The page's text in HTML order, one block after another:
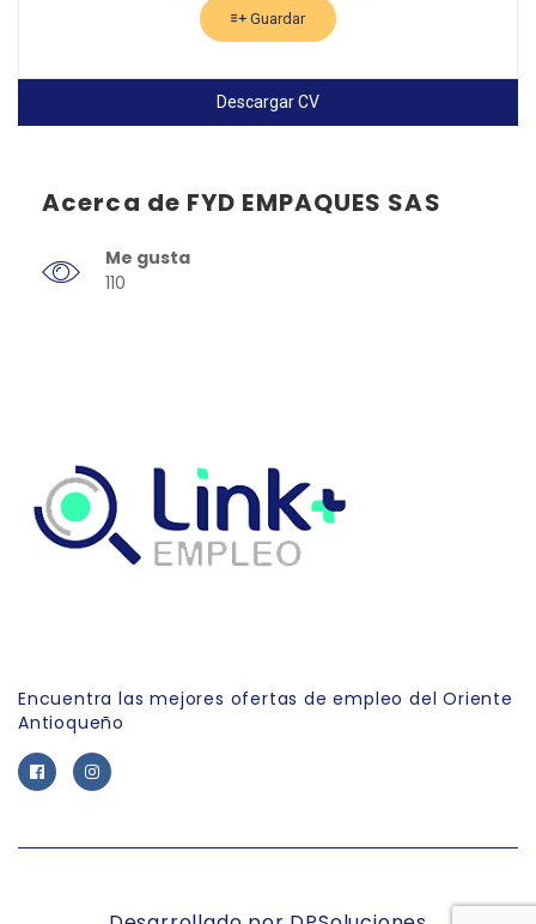
Guardar
Descargar CV
Acerca de FYD EMPAQUES SAS
Me gusta
110
Encuentra las mejores ofertas de empleo del Oriente
Antioqueño